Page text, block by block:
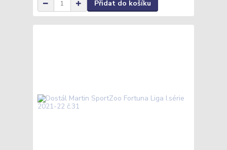
Přidat do košíku